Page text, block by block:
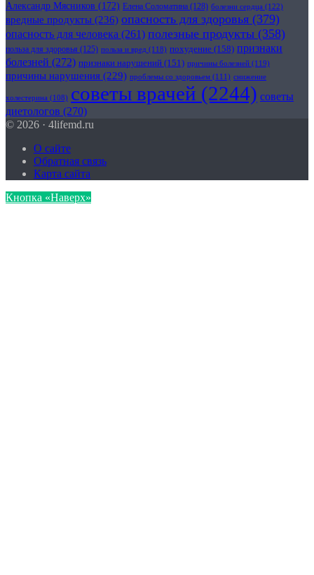
Александр Мясников (172) Елена Соломатина (128) болезни сердца (122)
вредные продукты (236) опасность для здоровья (379)
опасность для человека (261) полезные продукты (358)
польза для здоровья (125) польза и вред (118) похудение (158) признаки
болезней (272) признаки нарушений (151) причины болезней (119)
причины нарушения (229) проблемы со здоровьем (111) снижение
холестерина (108) советы врачей (2244) советы
диетологов (270)
© 2026 · 4lifemd.ru
О сайте
Обратная связь
Карта сайта
Кнопка «Наверх»